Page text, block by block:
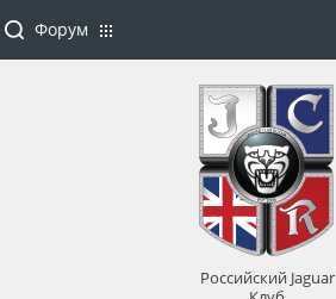
Форум
Российский Jaguar